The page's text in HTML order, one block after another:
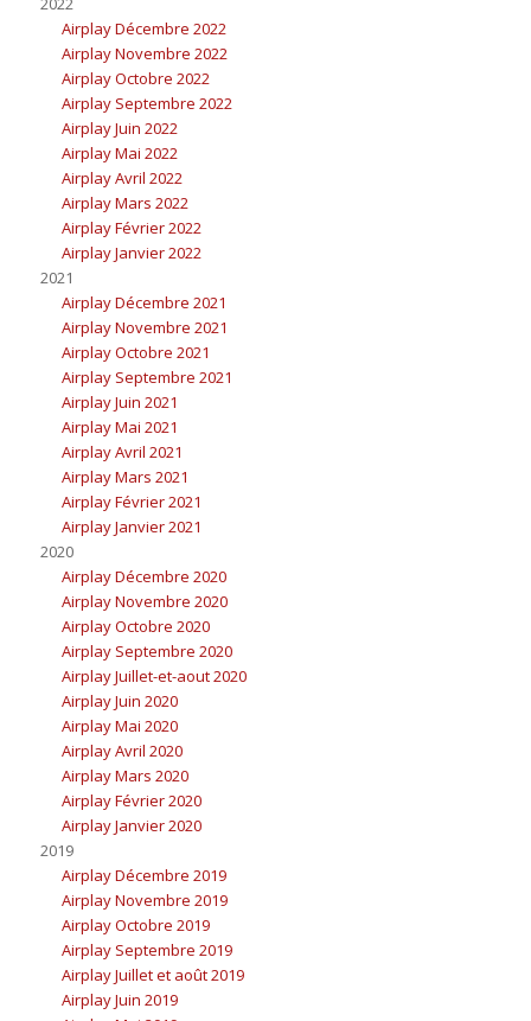
Airplay Décembre 2022
Airplay Novembre 2022
Airplay Octobre 2022
Airplay Septembre 2022
Airplay Juin 2022
Airplay Mai 2022
Airplay Avril 2022
Airplay Mars 2022
Airplay Février 2022
Airplay Janvier 2022
2021
Airplay Décembre 2021
Airplay Novembre 2021
Airplay Octobre 2021
Airplay Septembre 2021
Airplay Juin 2021
Airplay Mai 2021
Airplay Avril 2021
Airplay Mars 2021
Airplay Février 2021
Airplay Janvier 2021
2020
Airplay Décembre 2020
Airplay Novembre 2020
Airplay Octobre 2020
Airplay Septembre 2020
Airplay Juillet-et-aout 2020
Airplay Juin 2020
Airplay Mai 2020
Airplay Avril 2020
Airplay Mars 2020
Airplay Février 2020
Airplay Janvier 2020
2019
Airplay Décembre 2019
Airplay Novembre 2019
Airplay Octobre 2019
Airplay Septembre 2019
Airplay Juillet et août 2019
Airplay Juin 2019